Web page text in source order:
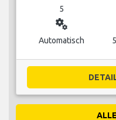
5
miscellaneous_services
Automatisch